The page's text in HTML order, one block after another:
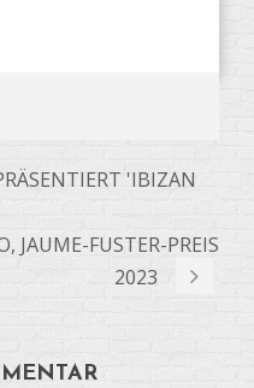
'IBIZAN
JAUME-FUSTER-PREIS
2023